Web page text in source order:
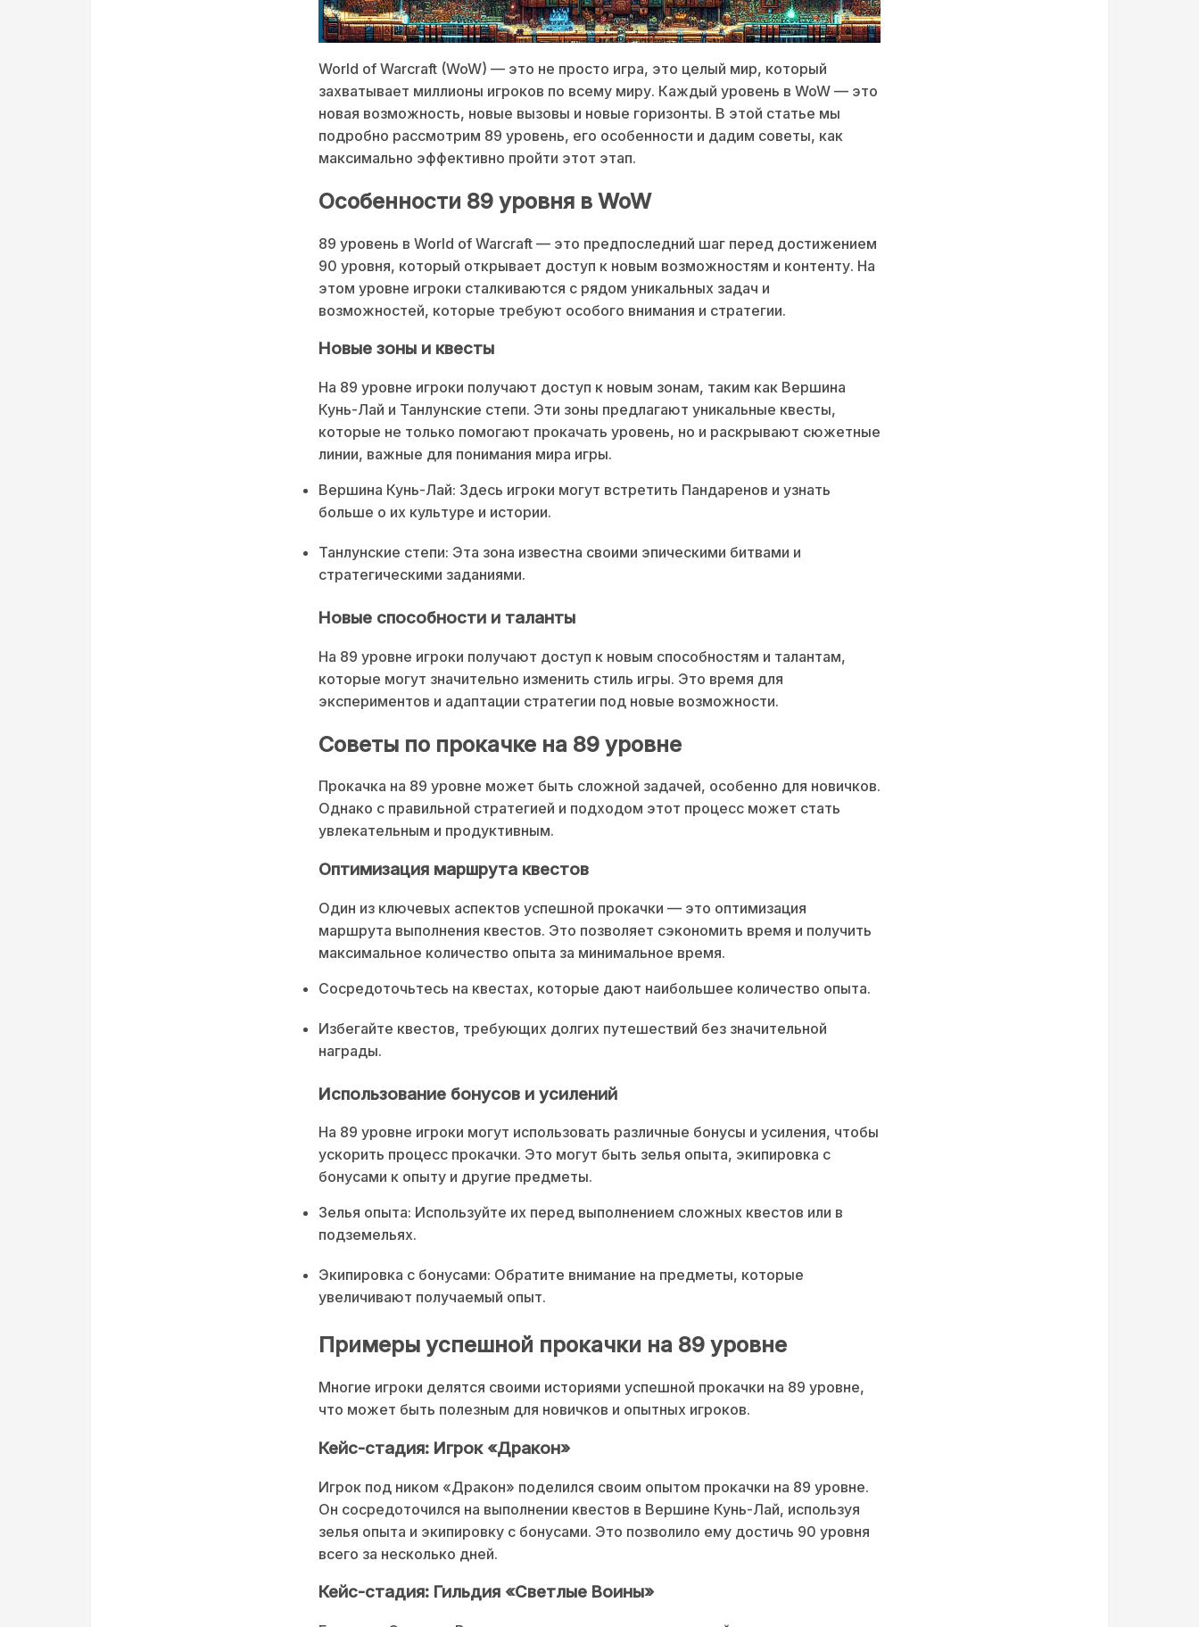
World of Warcraft (WoW) — это не просто игра, это целый мир, который
захватывает миллионы игроков по всему миру. Каждый уровень в WoW — это
новая возможность, новые вызовы и новые горизонты. В этой статье мы
подробно рассмотрим 89 уровень, его особенности и дадим советы, как
максимально эффективно пройти этот этап.
Особенности 89 уровня в WoW
89 уровень в World of Warcraft — это предпоследний шаг перед достижением
90 уровня, который открывает доступ к новым возможностям и контенту. На
этом уровне игроки сталкиваются с рядом уникальных задач и
возможностей, которые требуют особого внимания и стратегии.
Новые зоны и квесты
На 89 уровне игроки получают доступ к новым зонам, таким как Вершина
Кунь-Лай и Танлунские степи. Эти зоны предлагают уникальные квесты,
которые не только помогают прокачать уровень, но и раскрывают сюжетные
линии, важные для понимания мира игры.
Вершина Кунь-Лай: Здесь игроки могут встретить Пандаренов и узнать
больше о их культуре и истории.
Танлунские степи: Эта зона известна своими эпическими битвами и
стратегическими заданиями.
Новые способности и таланты
На 89 уровне игроки получают доступ к новым способностям и талантам,
которые могут значительно изменить стиль игры. Это время для
экспериментов и адаптации стратегии под новые возможности.
Советы по прокачке на 89 уровне
Прокачка на 89 уровне может быть сложной задачей, особенно для новичков.
Однако с правильной стратегией и подходом этот процесс может стать
увлекательным и продуктивным.
Оптимизация маршрута квестов
Один из ключевых аспектов успешной прокачки — это оптимизация
маршрута выполнения квестов. Это позволяет сэкономить время и получить
максимальное количество опыта за минимальное время.
Сосредоточьтесь на квестах, которые дают наибольшее количество опыта.
Избегайте квестов, требующих долгих путешествий без значительной
награды.
Использование бонусов и усилений
На 89 уровне игроки могут использовать различные бонусы и усиления, чтобы
ускорить процесс прокачки. Это могут быть зелья опыта, экипировка с
бонусами к опыту и другие предметы.
Зелья опыта: Используйте их перед выполнением сложных квестов или в
подземельях.
Экипировка с бонусами: Обратите внимание на предметы, которые
увеличивают получаемый опыт.
Примеры успешной прокачки на 89 уровне
Многие игроки делятся своими историями успешной прокачки на 89 уровне,
что может быть полезным для новичков и опытных игроков.
Кейс-стадия: Игрок «Дракон»
Игрок под ником «Дракон» поделился своим опытом прокачки на 89 уровне.
Он сосредоточился на выполнении квестов в Вершине Кунь-Лай, используя
зелья опыта и экипировку с бонусами. Это позволило ему достичь 90 уровня
всего за несколько дней.
Кейс-стадия: Гильдия «Светлые Воины»